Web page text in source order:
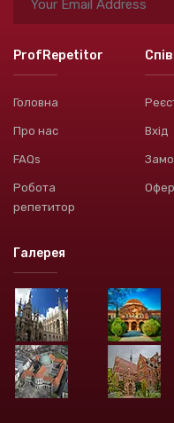
ProfRepetitor
Головна
Про нас
FAQs
Робота
репетитор
Вхід
Галерея